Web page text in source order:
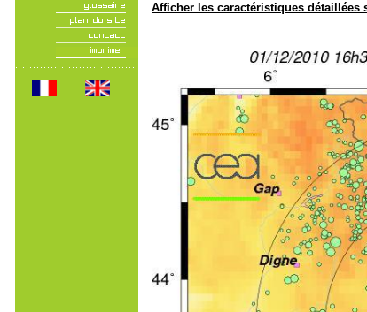
Afficher les caractéristiques détaillées